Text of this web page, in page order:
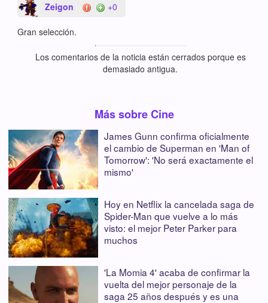
Zeigon
+0
Gran selección.
Los comentarios de la noticia están cerrados porque es
demasiado antigua.
Más sobre Cine
James Gunn confirma oficialmente
el cambio de Superman en 'Man of
Tomorrow': 'No será exactamente el
mismo'
Hoy en Netflix la cancelada saga de
Spider-Man que vuelve a lo más
visto: el mejor Peter Parker para
muchos
'La Momia 4' acaba de confirmar la
vuelta del mejor personaje de la
saga 25 años después y es una